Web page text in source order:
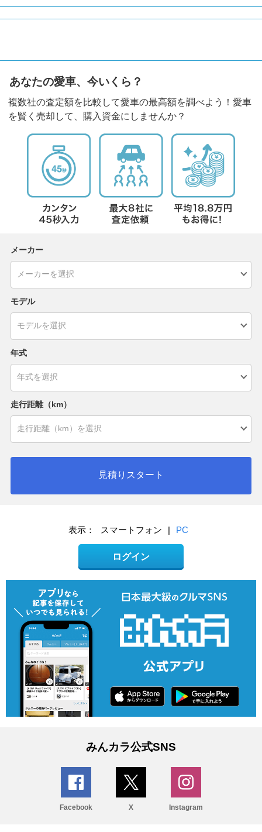
あなたの愛車、今いくら？
複数社の査定額を比較して愛車の最高額を調べよう！愛車
を賢く売却して、購入資金にしませんか？
メーカー
モデル
年式
走行距離（km）
見積りスタート
表示： スマートフォン | PC
ログイン
みんカラ公式SNS
Facebook X Instagram